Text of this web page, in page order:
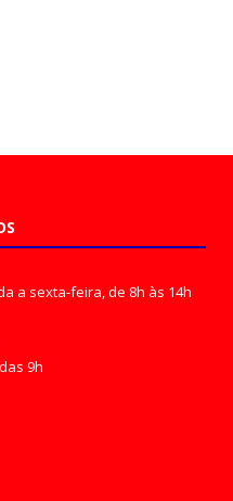
a sexta-feira, de 8h às 14h
9h